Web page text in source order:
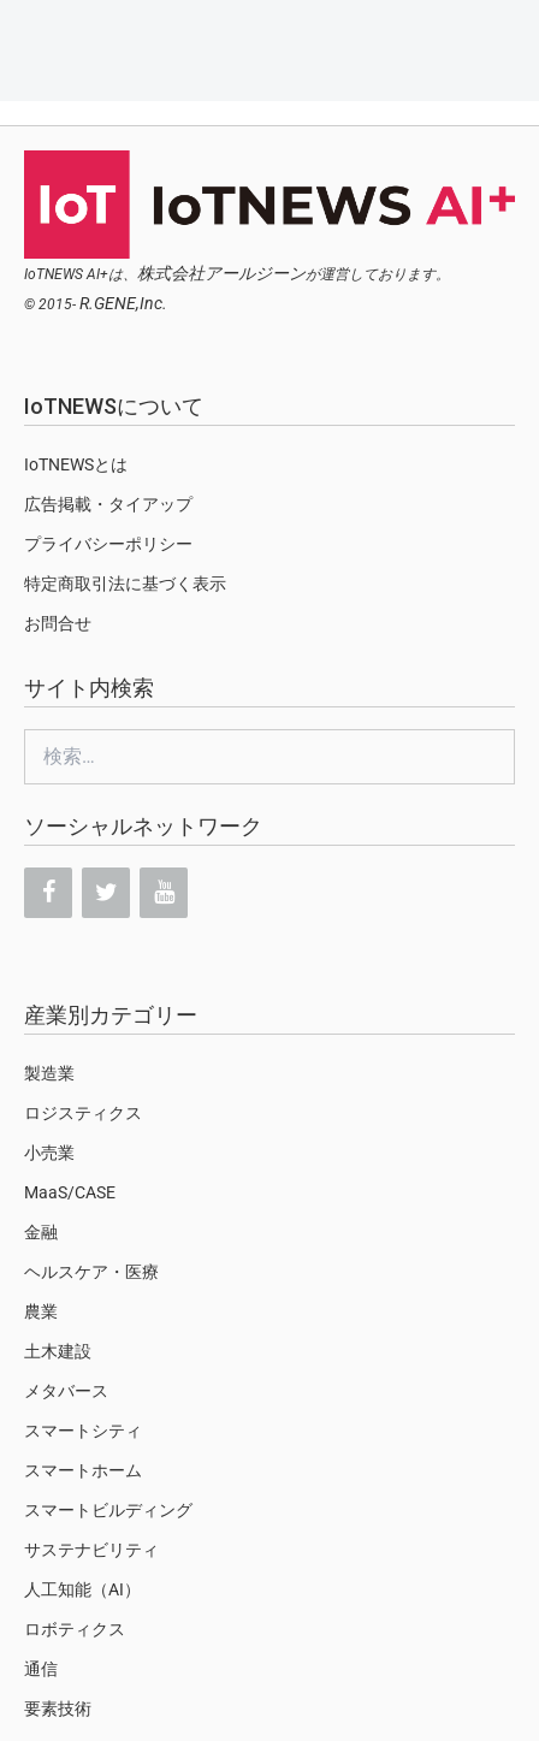
IoTNEWS AI+は、 株式会社アールジーンが運営しております。
© 2015- R.GENE,Inc.
IoTNEWSについて
IoTNEWSとは
広告掲載・タイアップ
プライバシーポリシー
特定商取引法に基づく表示
お問合せ
サイト内検索
索:
ソーシャルネットワーク
産業別カテゴリー
製造業
ロジスティクス
小売業
MaaS/CASE
金融
ヘルスケア・医療
農業
土木建設
メタバース
スマートシティ
スマートホーム
スマートビルディング
サステナビリティ
人工知能（AI）
ロボティクス
通信
要素技術